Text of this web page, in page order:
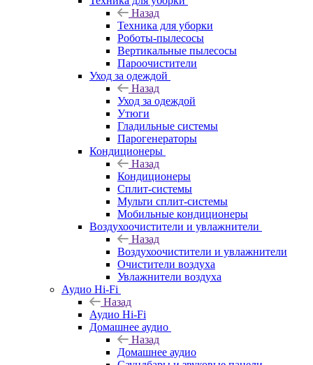
Назад
Техника для уборки
Роботы-пылесосы
Вертикальные пылесосы
Пароочистители
Уход за одеждой
Назад
Уход за одеждой
Утюги
Гладильные системы
Парогенераторы
Кондиционеры
Назад
Кондиционеры
Сплит-системы
Мульти сплит-системы
Мобильные кондиционеры
Воздухоочистители и увлажнители
Назад
Воздухоочистители и увлажнители
Очистители воздуха
Увлажнители воздуха
Аудио Hi-Fi
Назад
Аудио Hi-Fi
Домашнее аудио
Назад
Домашнее аудио